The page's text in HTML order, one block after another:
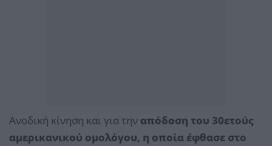
Ανοδική κίνηση και για την απόδοση του 30ετούς
αμερικανικού ομολόγου, η οποία έφθασε στο